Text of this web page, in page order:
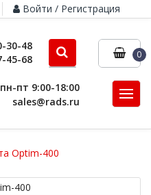
Войти / Регистрация
30-48
45-68
0
пн-пт 9:00-18:00
sales@rads.ru
Optim-400